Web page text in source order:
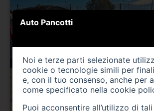
Auto Pancotti
Noi e terze parti selezionate
cookie o tecnologie simili per
e, con il tuo consenso, anche per
come specificato nella cookie
Puoi acconsentire all’utilizzo di